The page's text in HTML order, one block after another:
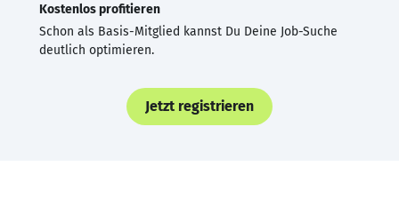
Kostenlos profitieren
Schon als Basis-Mitglied kannst Du Deine Job-Suche
deutlich optimieren.
Jetzt registrieren